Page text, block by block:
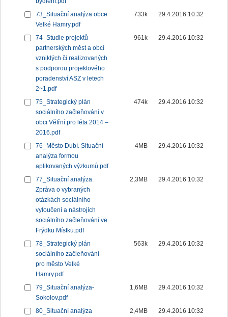
73_Situační analýza obce
Velké Hamry.pdf
733k 29.4.2016 10:32
74_Studie projektů
partnerských měst a obcí
vzniklých či realizovaných
s podporou projektového
poradenství ASZ v letech
2~1.pdf
961k 29.4.2016 10:32
75_Strategický plán
sociálního začleňování v
obci Větřní pro léta 2014 –
2016.pdf
474k 29.4.2016 10:32
76_Město Dubí. Situační
analýza formou
aplikovaných výzkumů.pdf
4MB 29.4.2016 10:32
77_Situační analýza.
Zpráva o vybraných
otázkách sociálního
vyloučení a nástrojích
sociálního začleňování ve
Frýdku Místku.pdf
2,3MB 29.4.2016 10:32
78_Strategický plán
sociálního začleňování
pro město Velké
Hamry.pdf
563k 29.4.2016 10:32
79_Situační analýza-
Sokolov.pdf
1,6MB 29.4.2016 10:32
80_Situační analýza
2,4MB 29.4.2016 10:32